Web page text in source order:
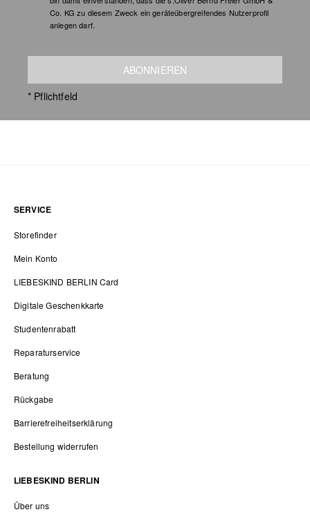
Co. KG zu diesem Zweck ein geräteübergreifendes Nutzerprofil
anlegen darf.
ABONNIEREN
* Pflichtfeld
SERVICE
Storefinder
Mein Konto
LIEBESKIND BERLIN Card
Digitale Geschenkkarte
Studentenrabatt
Reparaturservice
Beratung
Rückgabe
Barrierefreiheitserklärung
Bestellung widerrufen
LIEBESKIND BERLIN
Über uns